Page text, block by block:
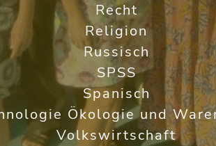
Recht
Religion
Russisch
SPSS
Spanisch
Ökologie und
Volkswirtschaft